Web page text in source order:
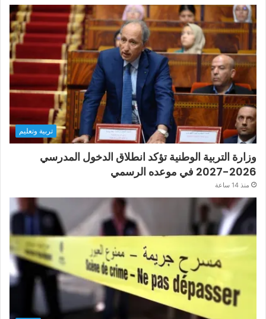
تربية وتعليم
وزارة التربية الوطنية تؤكد انطلاق الدخول المدرسي
2026-2027 في موعده الرسمي
منذ 14 ساعة